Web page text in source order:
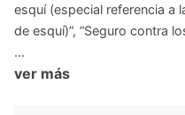
esquí (especial referencia a
de esquí)”, “Seguro contra
...
ver más